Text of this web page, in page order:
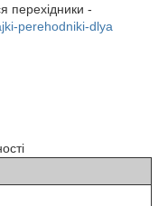
перехідники -
perehodniki-dlya